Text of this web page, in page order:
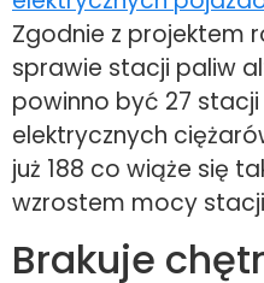
Zgodnie z projektem
sprawie stacji paliw
powinno być 27
elektrycznych
już 188 co wiąże się
wzrostem mocy
Brakuje